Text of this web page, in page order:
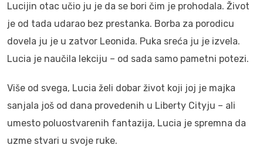
Lucijin otac učio ju je da se bori čim je prohodala. Život
je od tada udarao bez prestanka. Borba za porodicu
dovela ju je u zatvor Leonida. Puka sreća ju je izvela.
Lucia je naučila lekciju – od sada samo pametni potezi.
Više od svega, Lucia želi dobar život koji joj je majka
sanjala još od dana provedenih u Liberty Cityju – ali
umesto poluostvarenih fantazija, Lucia je spremna da
uzme stvari u svoje ruke.